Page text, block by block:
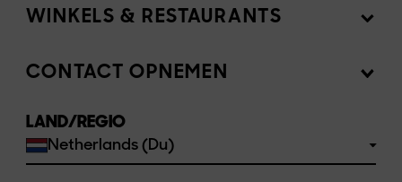
Newsroom
Investeerders
Werken bij Beyond Meat EMEA
Producten
Ingrediënten
Recepten
Waar te koop
WINKELS & RESTAURANTS
Verkoop onze producten
CONTACT OPNEMEN
Veelgestelde Vragen
LAND/REGIO
Netherlands (Du)